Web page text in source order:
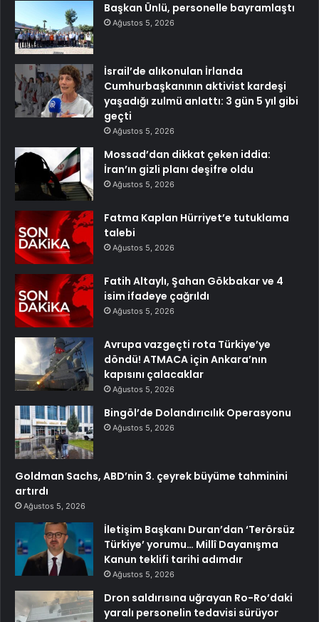
Başkan Ünlü, personelle bayramlaştı
Ağustos 5, 2026
İsrail’de alıkonulan İrlanda
Cumhurbaşkanının aktivist kardeşi
yaşadığı zulmü anlattı: 3 gün 5 yıl gibi
geçti
Ağustos 5, 2026
Mossad’dan dikkat çeken iddia:
İran’ın gizli planı deşifre oldu
Ağustos 5, 2026
Fatma Kaplan Hürriyet’e tutuklama
talebi
Ağustos 5, 2026
Fatih Altaylı, Şahan Gökbakar ve 4
isim ifadeye çağrıldı
Ağustos 5, 2026
Avrupa vazgeçti rota Türkiye’ye
döndü! ATMACA için Ankara’nın
kapısını çalacaklar
Ağustos 5, 2026
Bingöl’de Dolandırıcılık Operasyonu
Ağustos 5, 2026
Goldman Sachs, ABD’nin 3. çeyrek büyüme tahminini
artırdı
Ağustos 5, 2026
İletişim Başkanı Duran’dan ‘Terörsüz
Türkiye’ yorumu… Millî Dayanışma
Kanun teklifi tarihi adımdır
Ağustos 5, 2026
Dron saldırısına uğrayan Ro-Ro’daki
yaralı personelin tedavisi sürüyor